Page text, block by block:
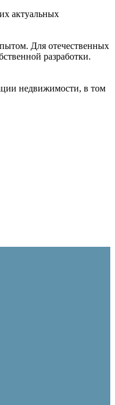
актуальных
Для отечественных
разработки.
недвижимости, в том